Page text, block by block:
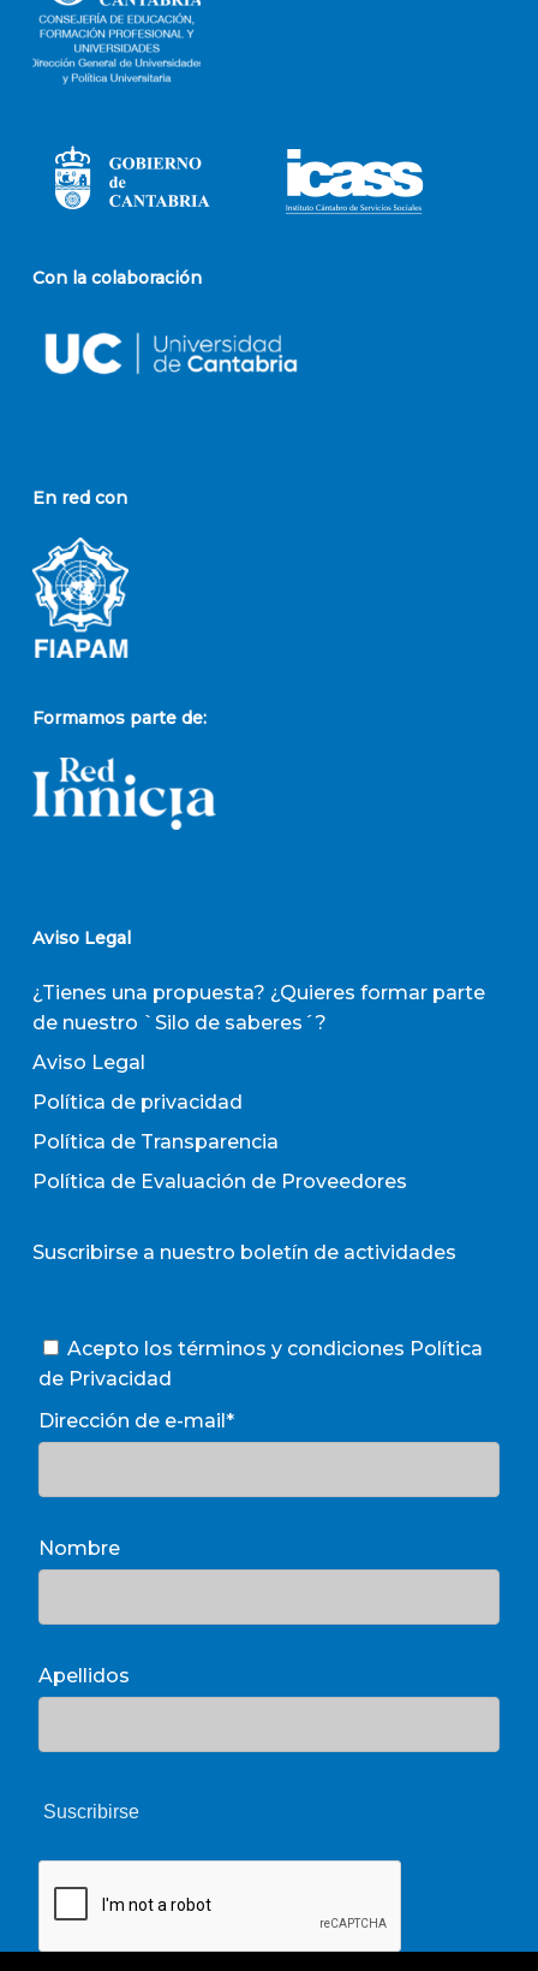
Con la colaboración
En red con
Formamos parte de:
Aviso Legal
¿Tienes una propuesta? ¿Quieres formar parte
de nuestro `Silo de saberes´?
Aviso Legal
Política de privacidad
Política de Transparencia
Política de Evaluación de Proveedores
Suscribirse a nuestro boletín de actividades
Acepto los términos y condiciones Política
de Privacidad
Dirección de e-mail*
Nombre
Apellidos